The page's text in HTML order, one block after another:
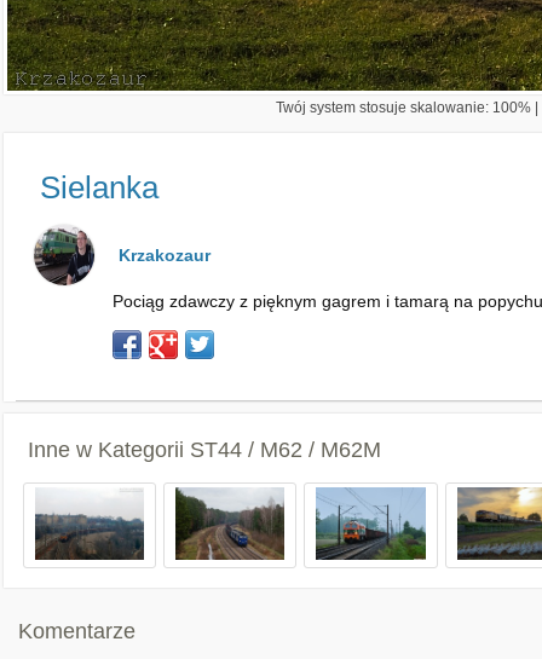
Twój system stosuje skalowanie: 100%
Sielanka
Krzakozaur
Pociąg zdawczy z pięknym gagrem i tamarą na
Inne w Kategorii ST44 / M62 / M62M
Komentarze